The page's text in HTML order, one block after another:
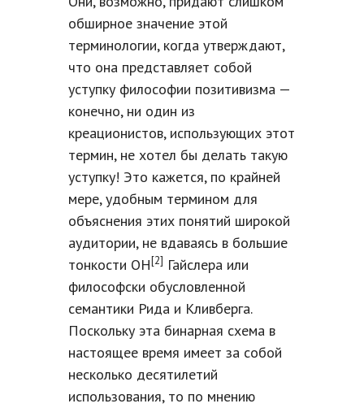
обширное значение этой
терминологии, когда утверждают,
что она представляет собой
уступку философии позитивизма —
конечно, ни один из
креационистов, использующих этот
термин, не хотел бы делать такую
уступку! Это кажется, по крайней
мере, удобным термином для
объяснения этих понятий широкой
аудитории, не вдаваясь в большие
тонкости ОН[2] Гайслера или
философски обусловленной
семантики Рида и Кливберга.
Поскольку эта бинарная схема в
настоящее время имеет за собой
несколько десятилетий
использования, то по мнению